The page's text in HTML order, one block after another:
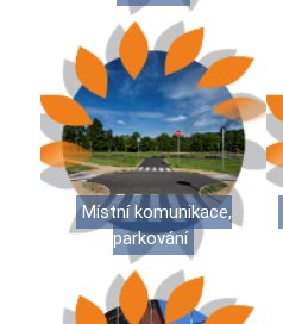
Místní komunikace,
parkování